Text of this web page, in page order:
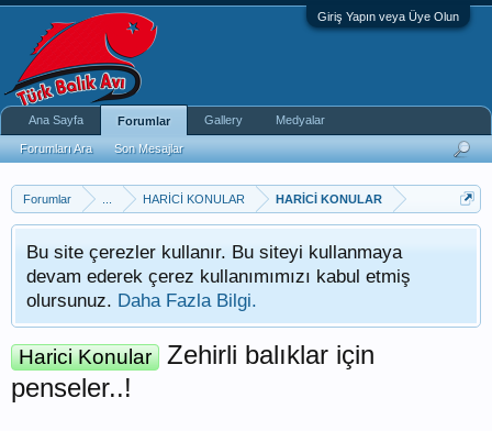
Giriş Yapın veya Üye Olun
Forumlar HARİCİ KONULAR HARİCİ KONULAR
Bu site çerezler kullanır. Bu siteyi kullanmaya
devam ederek çerez kullanımımızı kabul etmiş
olursunuz. Daha Fazla Bilgi.
Harici Konular
Zehirli balıklar için
penseler..!
Ana Sayfa Forumlar
Forumları Ara Son Mesajlar
Gallery Medyalar